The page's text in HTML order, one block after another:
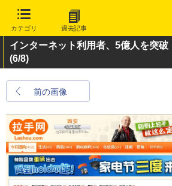
カテゴリ 過去記事
インターネット利用者、5億人を突
(6/8)
前の画像